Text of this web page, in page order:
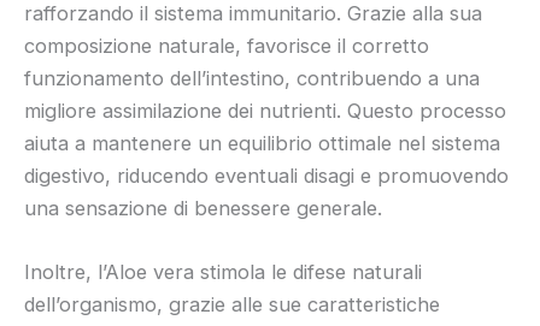
rafforzando il sistema immunitario. Grazie alla sua
composizione naturale, favorisce il corretto
funzionamento dell’intestino, contribuendo a una
migliore assimilazione dei nutrienti. Questo processo
aiuta a mantenere un equilibrio ottimale nel sistema
digestivo, riducendo eventuali disagi e promuovendo
una sensazione di benessere generale.
Inoltre, l’Aloe vera stimola le difese naturali
dell’organismo, grazie alle sue caratteristiche